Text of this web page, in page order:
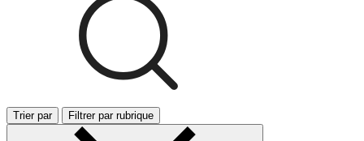
Trier par Filtrer par rubrique